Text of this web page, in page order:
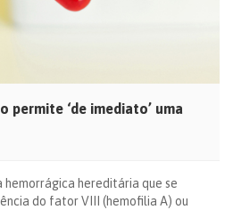
permite ‘de imediato’ uma
hemorrágica hereditária que se
do fator VIII (hemofilia A) ou